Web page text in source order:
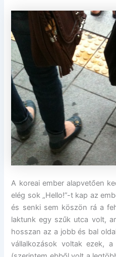
A koreai ember alapvetően
elég sok „Hello!”-t kap az
és senki sem köszön rá a
laktunk egy szűk utca volt,
hosszan az a jobb és bal
vállalkozások voltak ezek,